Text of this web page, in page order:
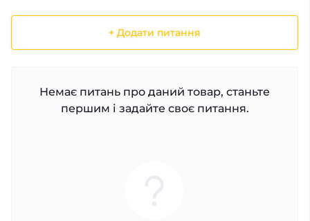
+ Додати питання
Немає питань про даний товар, станьте
першим і задайте своє питання.